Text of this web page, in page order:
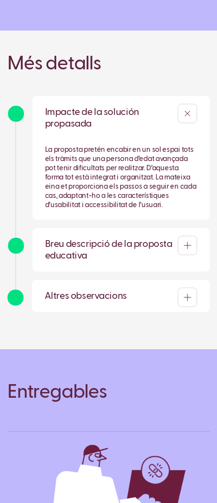
Més detalls
Impacte de la solución
propasada
La proposta pretén encabir en un sol espai tots
els tràmits que una persona d’edat avançada
pot tenir dificultats per realitzar. D’aquesta
forma tot està integrat i organitzat. La mateixa
eina et proporciona els passos a seguir en cada
cas, adaptant-ho a les característiques
d’usabilitat i accessibilitat de l’usuari.
Breu descripció de la proposta
educativa
Altres observacions
Entregables